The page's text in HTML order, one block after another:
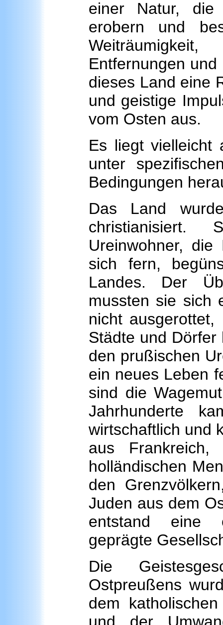
einer Natur,
erobern und
Entfernungen
dieses Land eine
und geistige
vom Osten aus.
Es liegt vielleicht
unter
Bedingungen
Das Land
christianisiert.
Ureinwohner,
sich fern,
Landes. Der
mussten sie sich
nicht
Städte und Dörfer
den prußischen
ein neues Leben
sind die
Jahrhunderte
wirtschaftlich und
aus Frankreich,
holländischen
den
Juden aus dem
entstand eine
geprägte
Die
Ostpreußens
dem